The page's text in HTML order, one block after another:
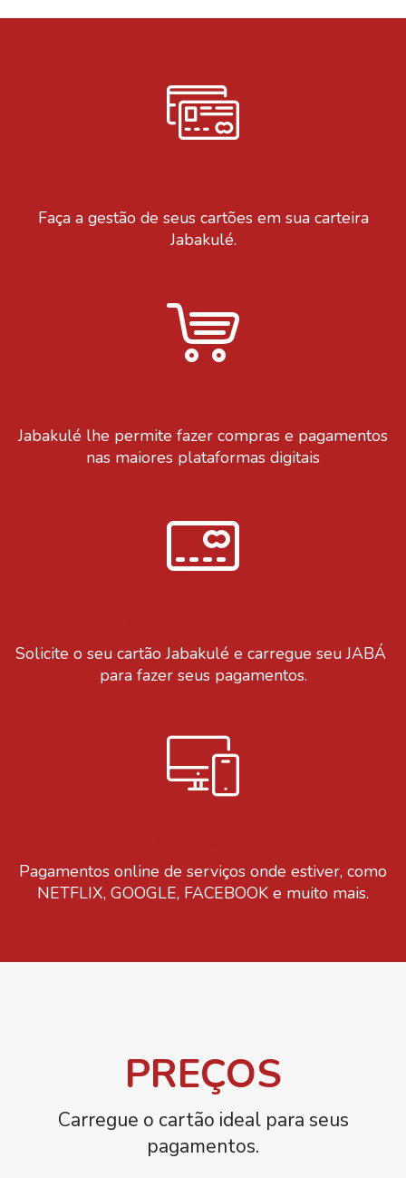
Faça a gestão de seus cartões em sua carteira
Jabakulé.
Jabakulé lhe permite fazer compras e pagamentos
nas maiores plataformas digitais
Solicite o seu cartão Jabakulé e carregue seu JABÁ
para fazer seus pagamentos.
Pagamentos online de serviços onde estiver, como
NETFLIX, GOOGLE, FACEBOOK e muito mais.
PREÇOS
Carregue o cartão ideal para seus
pagamentos.